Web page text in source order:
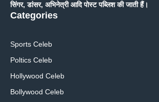
सिंगर, डांसर, अभिनेत्री आदि पोस्ट पब्लिश की जाती हैं।
Categories
Sports Celeb
Poltics Celeb
Hollywood Celeb
Bollywood Celeb